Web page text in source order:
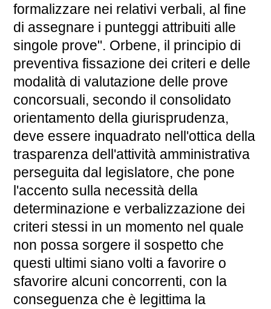
formalizzare nei relativi verbali, al fine
di assegnare i punteggi attribuiti alle
singole prove". Orbene, il principio di
preventiva fissazione dei criteri e delle
modalità di valutazione delle prove
concorsuali, secondo il consolidato
orientamento della giurisprudenza,
deve essere inquadrato nell'ottica della
trasparenza dell'attività amministrativa
perseguita dal legislatore, che pone
l'accento sulla necessità della
determinazione e verbalizzazione dei
criteri stessi in un momento nel quale
non possa sorgere il sospetto che
questi ultimi siano volti a favorire o
sfavorire alcuni concorrenti, con la
conseguenza che è legittima la